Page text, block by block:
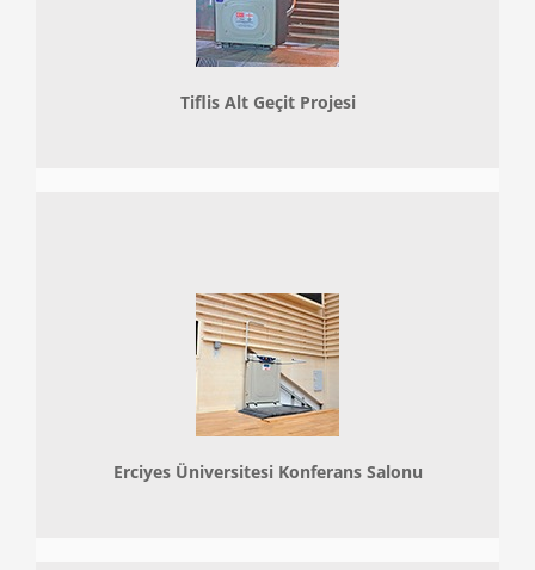
Tiflis Alt Geçit Projesi
Erciyes Üniversitesi Konferans Salonu